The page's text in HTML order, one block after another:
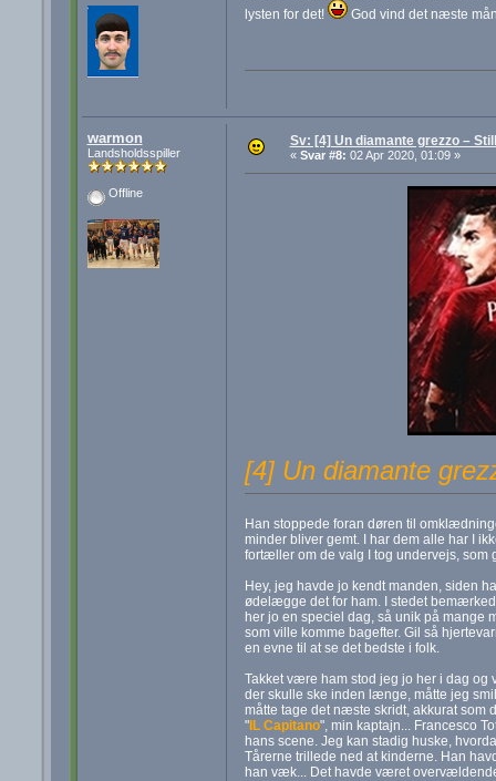
lysten for det!
God vind det næste
warmon
Landsholdsspiller
Offline
Sv: [4] Un diamante grezzo –
« Svar #8: 02 Apr 2020, 01:09 »
[4] Un diamante
Han stoppede foran døren til
minder bliver gemt. I har dem alle har I
fortæller om de valg I tog undervejs, som
Hey, jeg havde jo kendt manden, siden
ødelægge det for ham. I stedet
her jo en speciel dag, så unik på mange
som ville komme bagefter. Gil så
en evne til at se det bedste i folk.
Takket være ham stod jeg jo her i dag og
der skulle ske inden længe, måtte jeg
måtte tage det næste skridt, akkurat som
"IL Capitano", min kaptajn... Francesco
hans scene. Jeg kan stadig huske,
Tårerne trillede ned at kinderne. Han
han væk... Det havde været